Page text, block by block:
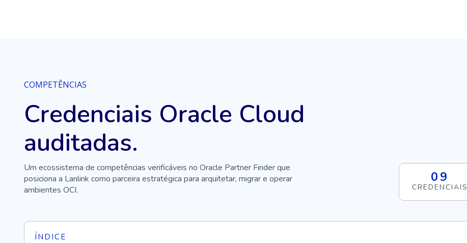
COMPETÊNCIAS
Credenciais Oracle Cloud
auditadas.
Um ecossistema de competências verificáveis no Oracle Partner Finder que
posiciona a Lanlink como parceira estratégica para arquitetar, migrar e operar
ambientes OCI.
09
CREDENCIAIS
ÍNDICE